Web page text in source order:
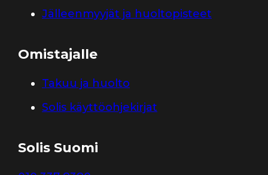
Jälleenmyyjät ja huoltopisteet
Omistajalle
Takuu ja huolto
Solis käyttöohjekirjat
Solis Suomi